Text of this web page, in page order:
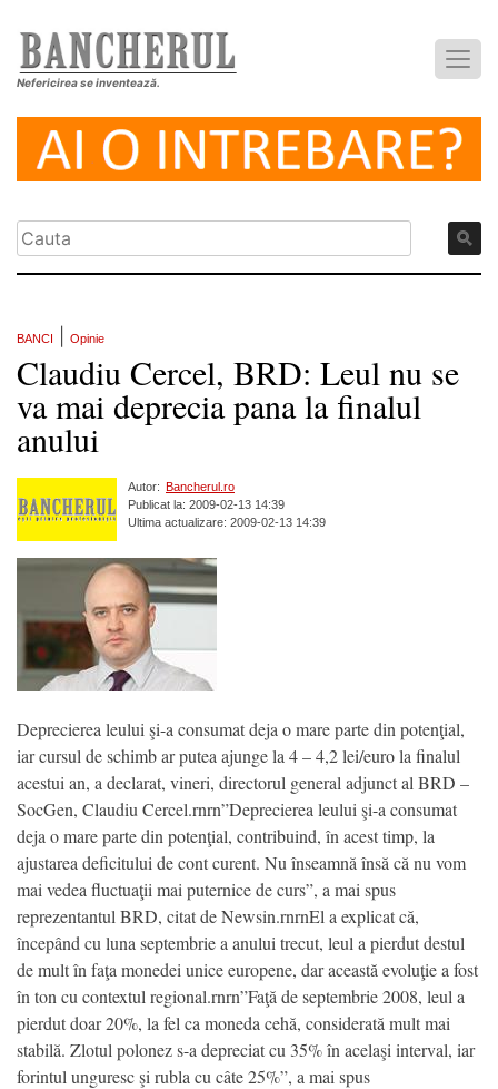
Nefericirea se inventează.
BANCI Opinie
Claudiu Cercel, BRD: Leul nu se
va mai deprecia pana la finalul
anului
Autor: Bancherul.ro
Publicat la: 2009-02-13 14:39
Ultima actualizare: 2009-02-13 14:39
Deprecierea leului şi-a consumat deja o mare parte din potenţial,
iar cursul de schimb ar putea ajunge la 4 – 4,2 lei/euro la finalul
acestui an, a declarat, vineri, directorul general adjunct al BRD –
SocGen, Claudiu Cercel.rnrn”Deprecierea leului şi-a consumat
deja o mare parte din potenţial, contribuind, în acest timp, la
ajustarea deficitului de cont curent. Nu înseamnă însă că nu vom
mai vedea fluctuaţii mai puternice de curs”, a mai spus
reprezentantul BRD, citat de Newsin.rnrnEl a explicat că,
începând cu luna septembrie a anului trecut, leul a pierdut destul
de mult în faţa monedei unice europene, dar această evoluţie a fost
în ton cu contextul regional.rnrn”Faţă de septembrie 2008, leul a
pierdut doar 20%, la fel ca moneda cehă, considerată mult mai
stabilă. Zlotul polonez s-a depreciat cu 35% în acelaşi interval, iar
forintul unguresc şi rubla cu câte 25%”, a mai spus